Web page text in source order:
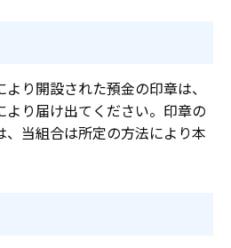
り開設された預金の印章は、
り届け出てください。印章の
当組合は所定の方法により本